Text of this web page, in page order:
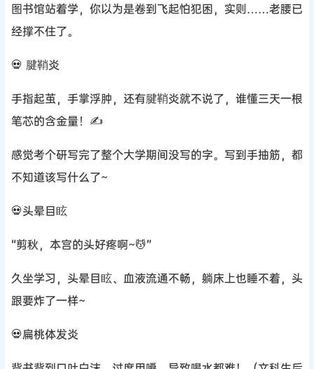
图书馆站着学，你以为是卷到飞起怕犯困，实则……老腰已
经撑不住了。
💀 腱鞘炎
手指起茧，手掌浮肿，还有腱鞘炎就不说了，谁懂三天一根
笔芯的含金量！✍
感觉考个研写完了整个大学期间没写的字。写到手抽筋，都
不知道该写什么了~
💀头晕目眩
“剪秋，本宫的头好疼啊~💆”
久坐学习，头晕目眩、血液流通不畅，躺床上也睡不着，头
跟要炸了一样~
💀扁桃体发炎